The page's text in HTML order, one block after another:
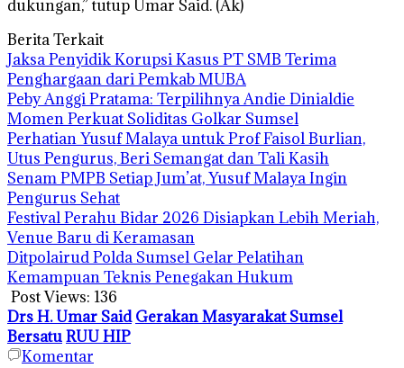
dukungan,” tutup Umar Said. (Ak)
Berita Terkait
Jaksa Penyidik Korupsi Kasus PT SMB Terima
Penghargaan dari Pemkab MUBA
Peby Anggi Pratama: Terpilihnya Andie Dinialdie
Momen Perkuat Soliditas Golkar Sumsel
Perhatian Yusuf Malaya untuk Prof Faisol Burlian,
Utus Pengurus, Beri Semangat dan Tali Kasih
Senam PMPB Setiap Jum’at, Yusuf Malaya Ingin
Pengurus Sehat
Festival Perahu Bidar 2026 Disiapkan Lebih Meriah,
Venue Baru di Keramasan
Ditpolairud Polda Sumsel Gelar Pelatihan
Kemampuan Teknis Penegakan Hukum
Post Views: 136
Drs H. Umar Said Gerakan Masyarakat Sumsel
BersatuRUU HIP
Komentar